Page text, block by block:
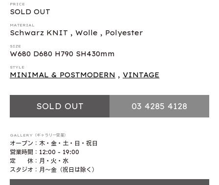
PRICE
SOLD OUT
MATERIAL
Schwarz KNIT , Wolle , Polyester
SIZE
W680 D680 H790 SH430mm
STYLE
MINIMAL & POSTMODERN , VINTAGE
SOLD OUT 03 4285 4128
GALLERY（ギャラリー営業）
オープン：木・金・土・日・祝日
営業時間：12:00 - 19:00
定 休：月・火・水
スタジオ：月〜金（祝日は除く）